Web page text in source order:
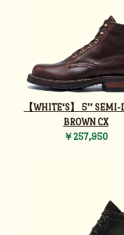
【WHITE‘S】 5’’ SEMI-
BROWN CX
￥257,950